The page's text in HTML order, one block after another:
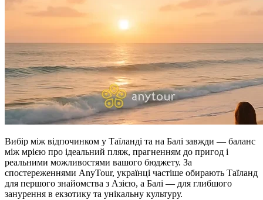
Вибір між відпочинком у Таїланді та на Балі завжди — баланс
між мрією про ідеальний пляж, прагненням до пригод і
реальними можливостями вашого бюджету. За
спостереженнями AnyTour, українці частіше обирають Таїланд
для першого знайомства з Азією, а Балі — для глибшого
занурення в екзотику та унікальну культуру.